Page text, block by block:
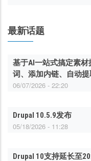
最新话题
基于AI一站式搞定素
词、添加内链、自动
06/07/2026 - 22:20
Drupal 10.5.9发布
05/18/2026 - 11:28
Drupal 10支持延长至